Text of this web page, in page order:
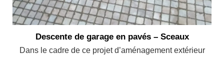
Descente de garage en pavés – Sceaux
Dans le cadre de ce projet d’aménagement extérieur